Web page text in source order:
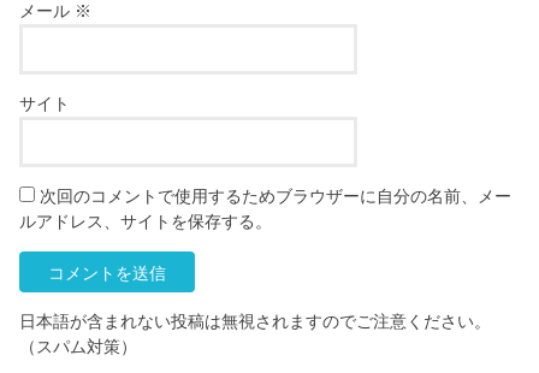
メール ※
サイト
次回のコメントで使用するためブラウザーに自分の名前、メー
ルアドレス、サイトを保存する。
日本語が含まれない投稿は無視されますのでご注意ください。
（スパム対策）